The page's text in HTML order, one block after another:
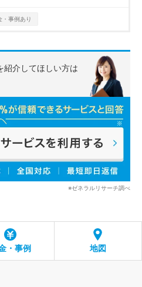
・事例あり
紹介してほしい方は
※ゼネラルリサーチ調べ
・事例 地図